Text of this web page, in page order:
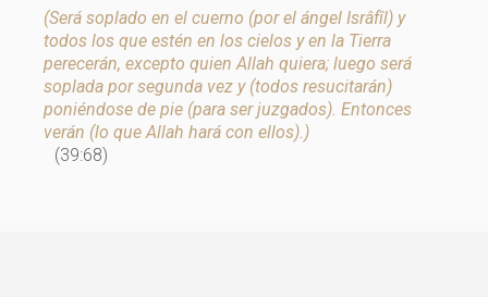
(Será soplado en el cuerno (por el ángel Isrâfîl) y
todos los que estén en los cielos y en la Tierra
perecerán, excepto quien Allah quiera; luego será
soplada por segunda vez y (todos resucitarán)
poniéndose de pie (para ser juzgados). Entonces
verán (lo que Allah hará con ellos).)
(39:68)